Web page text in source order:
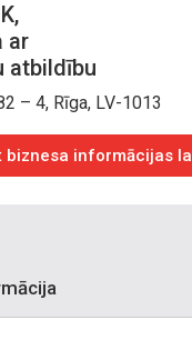
ar
atbildību
– 4, Rīga, LV-1013
biznesa informācijas